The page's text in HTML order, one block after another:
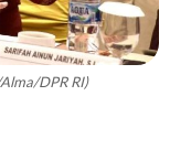
DPR RI)